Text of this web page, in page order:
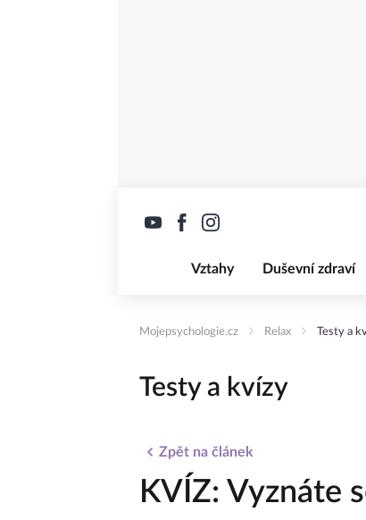
Vztahy Duševní zdraví
Mojepsychologie.cz Relax Testy a
Testy a kvízy
Zpět na článek
KVÍZ: Vyznáte